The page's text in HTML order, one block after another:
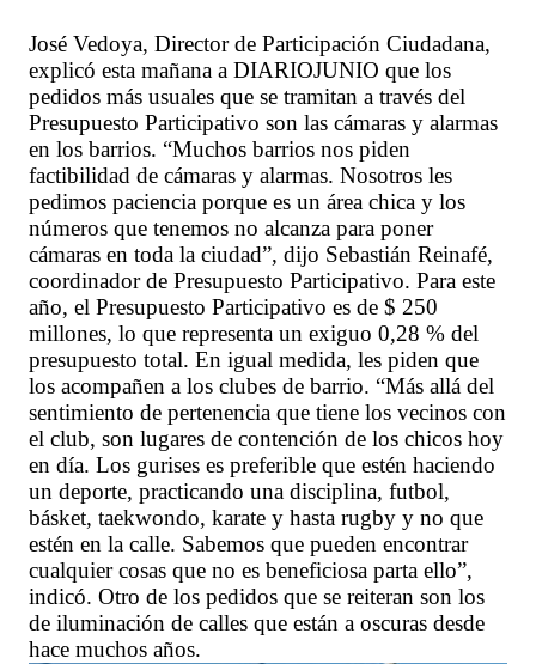
José Vedoya, Director de Participación Ciudadana,
explicó esta mañana a DIARIOJUNIO que los
pedidos más usuales que se tramitan a través del
Presupuesto Participativo son las cámaras y alarmas
en los barrios. “Muchos barrios nos piden
factibilidad de cámaras y alarmas. Nosotros les
pedimos paciencia porque es un área chica y los
números que tenemos no alcanza para poner
cámaras en toda la ciudad”, dijo Sebastián Reinafé,
coordinador de Presupuesto Participativo. Para este
año, el Presupuesto Participativo es de $ 250
millones, lo que representa un exiguo 0,28 % del
presupuesto total. En igual medida, les piden que
los acompañen a los clubes de barrio. “Más allá del
sentimiento de pertenencia que tiene los vecinos con
el club, son lugares de contención de los chicos hoy
en día. Los gurises es preferible que estén haciendo
un deporte, practicando una disciplina, futbol,
básket, taekwondo, karate y hasta rugby y no que
estén en la calle. Sabemos que pueden encontrar
cualquier cosas que no es beneficiosa parta ello”,
indicó. Otro de los pedidos que se reiteran son los
de iluminación de calles que están a oscuras desde
hace muchos años.